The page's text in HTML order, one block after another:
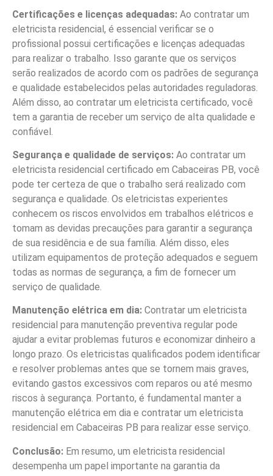
Certificações e licenças adequadas: Ao contratar um
eletricista residencial, é essencial verificar se o
profissional possui certificações e licenças adequadas
para realizar o trabalho. Isso garante que os serviços
serão realizados de acordo com os padrões de segurança
e qualidade estabelecidos pelas autoridades reguladoras.
Além disso, ao contratar um eletricista certificado, você
tem a garantia de receber um serviço de alta qualidade e
confiável.
Segurança e qualidade de serviços: Ao contratar um
eletricista residencial certificado em Cabaceiras PB, você
pode ter certeza de que o trabalho será realizado com
segurança e qualidade. Os eletricistas experientes
conhecem os riscos envolvidos em trabalhos elétricos e
tomam as devidas precauções para garantir a segurança
de sua residência e de sua família. Além disso, eles
utilizam equipamentos de proteção adequados e seguem
todas as normas de segurança, a fim de fornecer um
serviço de qualidade.
Manutenção elétrica em dia: Contratar um eletricista
residencial para manutenção preventiva regular pode
ajudar a evitar problemas futuros e economizar dinheiro a
longo prazo. Os eletricistas qualificados podem identificar
e resolver problemas antes que se tornem mais graves,
evitando gastos excessivos com reparos ou até mesmo
riscos à segurança. Portanto, é fundamental manter a
manutenção elétrica em dia e contratar um eletricista
residencial em Cabaceiras PB para realizar esse serviço.
Conclusão: Em resumo, um eletricista residencial
desempenha um papel importante na garantia da